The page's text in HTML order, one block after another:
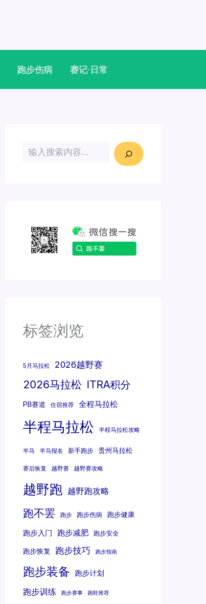
跑步伤病 赛记·日常
搜索
标签浏览
5月马拉松 2026越野赛
2026马拉松 ITRA积分
PB赛道 住宿推荐 全程马拉松
半程马拉松 半程马拉松攻略
半马 半马报名 新手跑步 贵州马拉松
赛后恢复 越野赛 越野赛攻略
越野跑 越野跑攻略
跑不罢 跑步 跑步伤病 跑步健康
跑步入门 跑步减肥 跑步安全
跑步恢复 跑步技巧 跑步指南
跑步装备 跑步计划
跑步训练 跑步赛事 跑鞋推荐